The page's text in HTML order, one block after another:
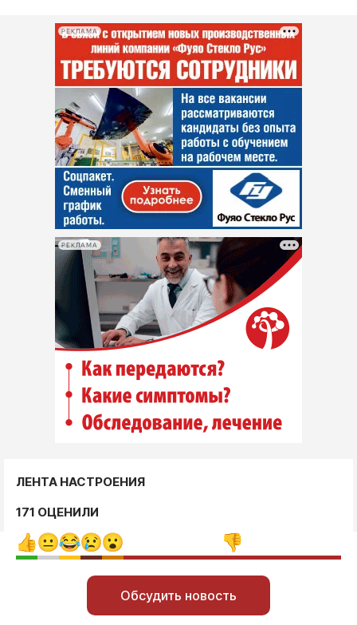
РЕКЛАМА
РЕКЛАМА
ЛЕНТА НАСТРОЕНИЯ
171 ОЦЕНИЛИ
Обсудить новость